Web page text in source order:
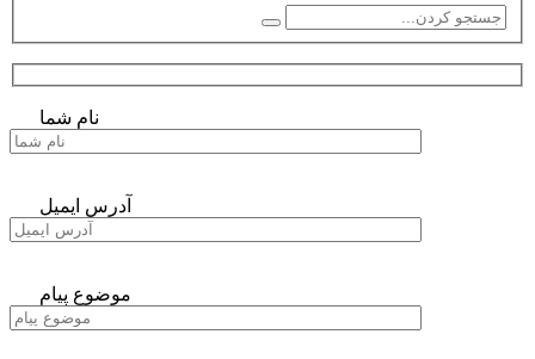
نام شما
آدرس ایمیل
موضوع پیام